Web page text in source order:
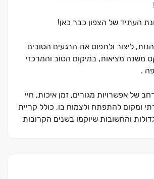
העתיד של הצפון כבר כאן!
ליצור ולתפוס את הרגעים הטובים
משנה מציאות, במיקום הטוב והמרכזי
.
של אפשרויות מגורים, זמן איכות, חיי
ומקום להתפתח ולצמוח בו, כולל קריית
והחשובות שיוקמו בשנים הקרובות
ע"י חברת עמרם אברהם, מחברות